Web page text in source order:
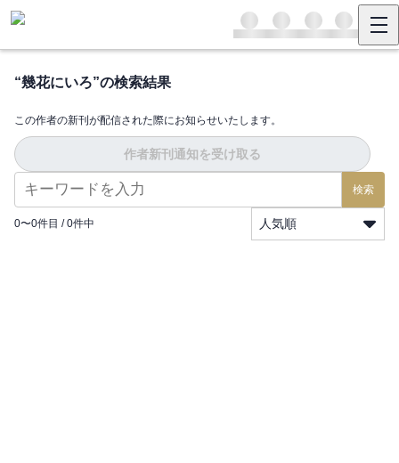
“幾花にいろ”の検索結果
この作者の新刊が配信された際にお知らせいたします。
作者新刊通知を受け取る
検索
0〜0件目 / 0件中 人気順